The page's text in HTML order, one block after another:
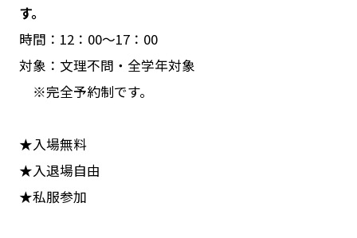
す。
時間：12：00～17：00
対象：文理不問・全学年対象
※完全予約制です。
★入場無料
★入退場自由
★私服参加